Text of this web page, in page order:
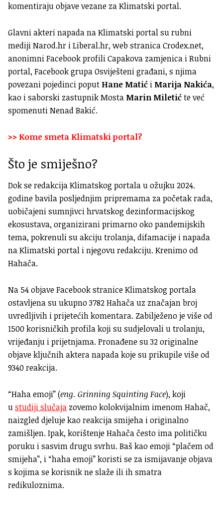
komentiraju objave vezane za Klimatski portal.
Glavni akteri napada na Klimatski portal su rubni
mediji Narod.hr i Liberal.hr, web stranica Crodex.net,
anonimni Facebook profili Capakova zamjenica i Rubni
portal, Facebook grupa Osviješteni građani, s njima
povezani pojedinci poput Hane Matić i Marija Nakića,
kao i saborski zastupnik Mosta Marin Miletićte već
spomenuti Nenad Bakić.
>> Kome smeta Klimatski portal?
Što je smiješno?
Dok se redakcija Klimatskog portala u ožujku 2024.
godine bavila posljednjim pripremama za početak rada,
uobičajeni sumnjivci hrvatskog dezinformacijskog
ekosustava, organizirani primarno oko pandemijskih
tema, pokrenuli su akciju trolanja, difamacije i napada
na Klimatski portal i njegovu redakciju. Krenimo od
Hahača.
Na 54 objave Facebook stranice Klimatskog portala
ostavljena su ukupno 3782 Hahača uz značajan broj
uvredljivih i prijetećih komentara. Zabilježeno je više od
1500 korisničkih profila koji su sudjelovali u trolanju,
vrijeđanju i prijetnjama. Pronađene su 32 originalne
objave ključnih aktera napada koje su prikupile više od
9340 reakcija.
“Haha emoji” (eng. Grinning Squinting Face), koji
ustudiji slučaja zovemo kolokvijalnim imenom Hahač,
naizgled djeluje kao reakcija smijeha i originalno
zamišljen. Ipak, korištenje Hahača često ima političku
poruku i sasvim drugu svrhu. Baš kao emoji “plačem od
smijeha”, i “haha emoji” koristi se za ismijavanje objava
s kojima se korisnik ne slaže ili ih smatra
redikuloznima.